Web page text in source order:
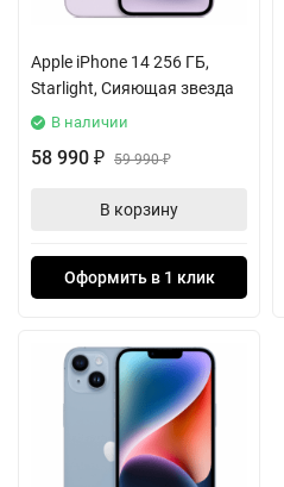
Apple iPhone 14 256 ГБ,
Starlight, Сияющая звезда
В наличии
58 990 ₽ 59 990₽
В корзину
Оформить в 1 клик